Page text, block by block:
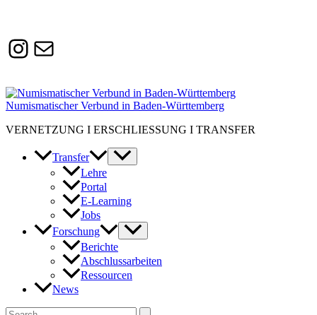
Instagram
Susanne.Boerner@zaw.uni-
heidelberg.de
Numismatischer Verbund in Baden-Württemberg
VERNETZUNG I ERSCHLIESSUNG I TRANSFER
Transfer
Lehre
Portal
E-Learning
Jobs
Forschung
Berichte
Abschlussarbeiten
Ressourcen
News